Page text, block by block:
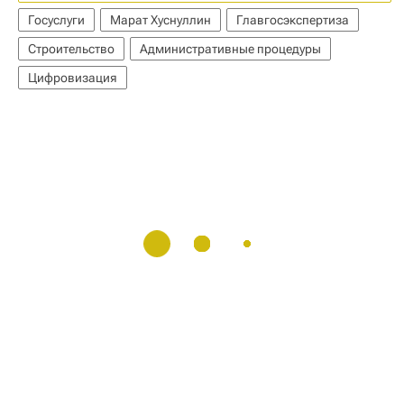
Госуслуги
Марат Хуснуллин
Главгосэкспертиза
Строительство
Административные процедуры
Цифровизация